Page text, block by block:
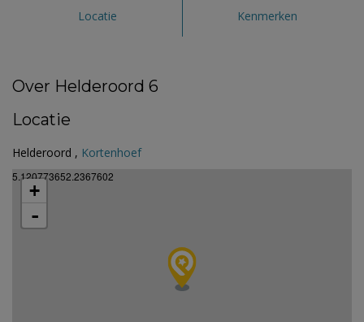
Locatie Kenmerken
Over Helderoord 6
Locatie
Helderoord , Kortenhoef
5.120773652.2367602
+
-